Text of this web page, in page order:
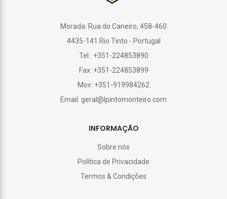
Morada: Rua do Caneiro, 458-460
4435-141 Rio Tinto - Portugal
Tel.: +351-224853890
Fax: +351-224853899
Mov: +351-919984262
Email: geral@lpintomonteiro.com
INFORMAÇÃO
Sobre nós
Política de Privacidade
Termos & Condições